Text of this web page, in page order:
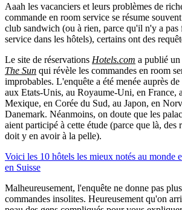
Aaah les vacanciers et leurs problèmes de
commande en room service se résume
club sandwich (ou à rien, parce qu'il n'y a pas
service dans les hôtels), certains ont des
Le site de réservations Hotels.com a publié
The Sun qui révèle les commandes en room
improbables. L'enquête a été menée auprès
aux Etats-Unis, au Royaume-Uni, en France,
Mexique, en Corée du Sud, au Japon, en
Danemark. Néanmoins, on doute que les
aient participé à cette étude (parce que là, des
doit y en avoir à la pelle).
Voici les 10 hôtels les mieux notés au monde
en Suisse
Malheureusement, l'enquête ne donne pas
commandes insolites. Heureusement qu'on